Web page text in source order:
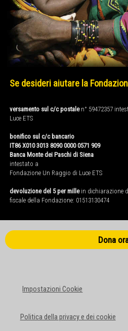
Se desideri aiutare la
versamento sul c/c postalen° 59472357
Luce ETS
bonifico sul c/c bancario
IT86 X010 3013 8090 0000 0571 909
Banca Monte dei Paschi di Siena
intestato a
Fondazione Un Raggio di Luce ETS
devoluzione del 5 per millein dichiarazione
fiscale della Fondazione: 01513130474
Dona
Impostazioni Cookie
Politica della privacy e dei cookie